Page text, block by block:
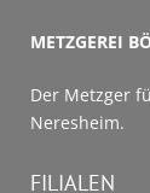
METZGEREI
Der Metzger
Neresheim.
FILIALEN